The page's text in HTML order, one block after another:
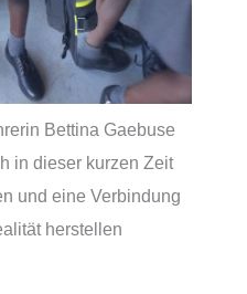
Bettina Gaebuse
in dieser kurzen Zeit
und eine Verbindung
herstellen